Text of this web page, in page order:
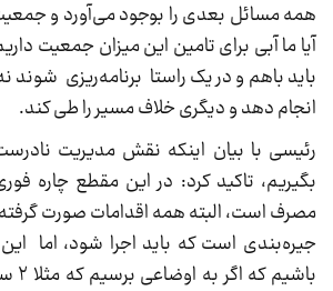
همه مسائل بعدی را بوجود می‌آورد و
آیا ما آبی برای تامین این میزان جمعیت
باید باهم و در یک راستا برنامه‌ریزی شوند
انجام دهد و دیگری خلاف مسیر را طی کند.
رئیسی با بیان اینکه نقش مدیریت
بگیریم، تاکید کرد: در این مقطع چاره
مصرف است، البته همه اقدامات صورت گرفته
جیره‌بندی است که باید اجرا شود، اما این